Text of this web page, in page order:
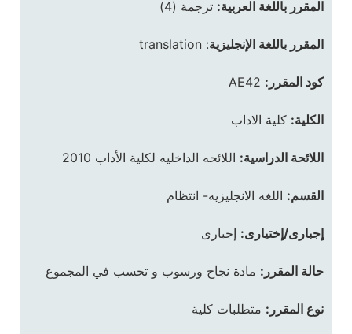
المقرر باللغة العربية: ترجمة (4)
المقرر باللغة الإنجليزية:
translation
كود المقرر: AE42
الكلية: كلية الاداب
اللائحة الدراسية: اللائحه الداخليه لكلية الأداب 2010
القسم: اللغه الانجليزيه- انتظام
إجبارى/إختيارى: إجبارى
حالة المقرر: مادة نجاح ورسوب و تحسب في المجموع
نوع المقرر: متطلبات كلية